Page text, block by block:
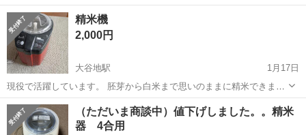
適作業★20代～50代までの男女活躍中！作業着無償貸与★マイカー通
勤OK＆無料駐車場完備！《北海道札幌市》 人気の工場のお仕事 ◇卵
製品の製造業務◇ 作業内...
北海道 札幌市 発寒駅
精米機
2,000円
大谷地駅
1月17日
現役で活躍しています。 胚芽から白米まで思いのままに精米できま
す。
北海道 札幌市 大谷地駅 キッチン家電 現役
（ただいま商談中）値下げしました。。精米
器 4合用